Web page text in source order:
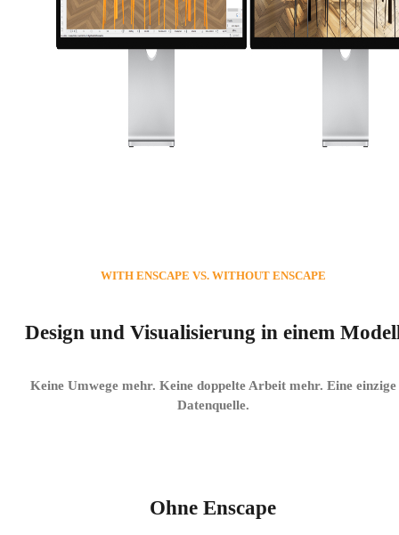
Design und Visualisierung in einem
WITH ENSCAPE VS. WITHOUT ENSCAPE
Keine Umwege mehr. Keine doppelte Arbeit mehr. Eine einzige
Datenquelle.
Ohne Enscape